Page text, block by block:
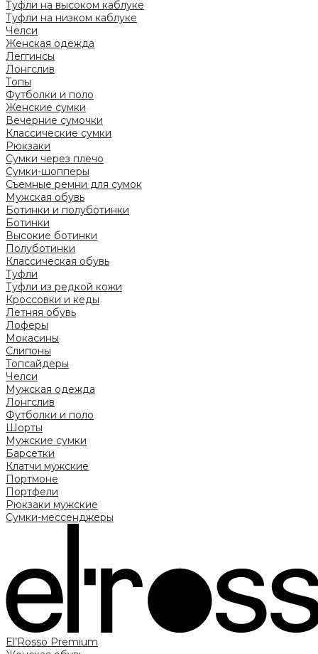
Туфли на высоком каблуке
Туфли на низком каблуке
Челси
Женская одежда
Леггинсы
Лонгслив
Топы
Футболки и поло
Женские сумки
Вечерние сумочки
Классические сумки
Рюкзаки
Сумки через плечо
Сумки-шопперы
Съемные ремни для сумок
Мужская обувь
Ботинки и полуботинки
Ботинки
Высокие ботинки
Полуботинки
Классическая обувь
Туфли
Туфли из редкой кожи
Кроссовки и кеды
Летняя обувь
Лоферы
Мокасины
Слипоны
Топсайдеры
Челси
Мужская одежда
Лонгслив
Футболки и поло
Шорты
Мужские сумки
Барсетки
Клатчи мужские
Портмоне
Портфели
Рюкзаки мужские
Сумки-мессенджеры
El’Rosso Premium